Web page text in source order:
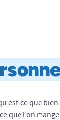
ce que
que l’on